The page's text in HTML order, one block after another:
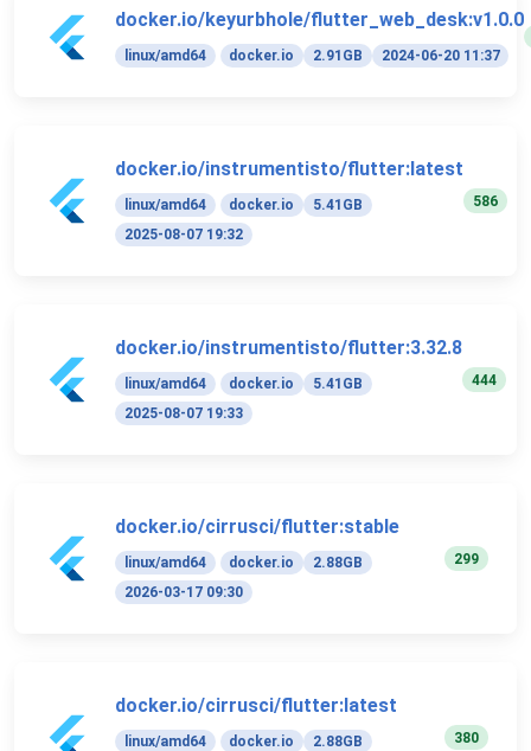
docker.io/keyurbhole/flutter_web_desk:v1.0.0
linux/amd64 docker.io 2.91GB 2024-06-20 11:37
docker.io/instrumentisto/flutter:latest
linux/amd64 docker.io
5.41GB
2025-08-07 19:32
586
docker.io/instrumentisto/flutter:3.32.8
linux/amd64 docker.io
5.41GB
2025-08-07 19:33
444
docker.io/cirrusci/flutter:stable
linux/amd64 docker.io
2.88GB
2026-03-17 09:30
299
docker.io/cirrusci/flutter:latest
linux/amd64 docker.io
2.88GB
380